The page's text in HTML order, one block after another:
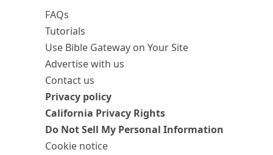
FAQs
Tutorials
Use Bible Gateway on Your Site
Advertise with us
Contact us
Privacy policy
California Privacy Rights
Do Not Sell My Personal Information
Cookie notice